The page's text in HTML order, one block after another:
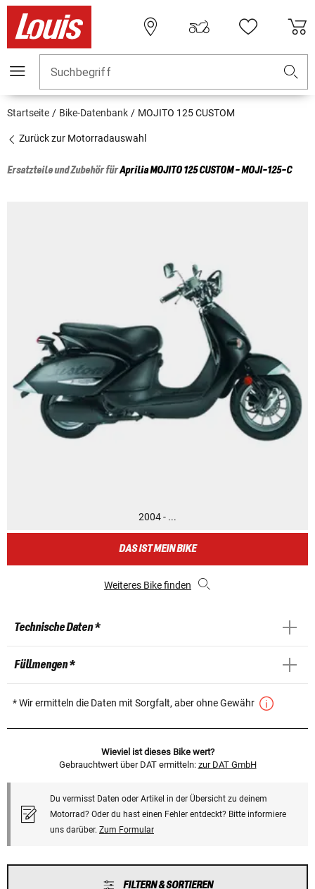
Suchbegriff
Startseite Bike-Datenbank MOJITO 125 CUSTOM
Zurück zur Motorradauswahl
Ersatzteile und Zubehör fürApriliaMOJITO 125 CUSTOM - MOJI-125-C
2004 - ...
DAS IST MEIN BIKE
Weiteres Bike finden
Technische Daten *
Füllmengen *
* Wir ermitteln die Daten mit Sorgfalt, aber ohne Gewähr
Wieviel ist dieses Bike wert?
Gebrauchtwert über DAT ermitteln: zur DAT GmbH
Du vermisst Daten oder Artikel in der Übersicht zu deinem
Motorrad? Oder du hast einen Fehler entdeckt? Bitte informiere
uns darüber. Zum Formular
FILTERN & SORTIEREN